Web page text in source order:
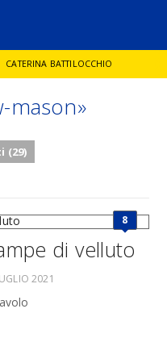
CATERINA BATTILOCCHIO
GIANCARLO DE CATALDO
mason»
(29)
8
di velluto
2021